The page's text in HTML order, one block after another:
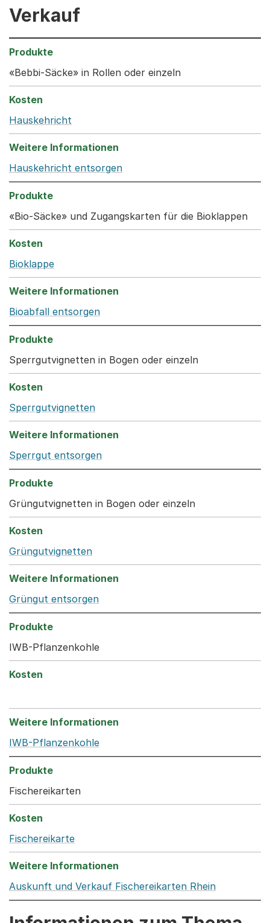
Verkauf
«Bebbi-Säcke» in Rollen oder einzeln
Hauskehricht
Hauskehricht entsorgen
«Bio-Säcke» und Zugangskarten für die Bioklappen
Bioklappe
Bioabfall entsorgen
Sperrgutvignetten in Bogen oder einzeln
Sperrgutvignetten
Sperrgut entsorgen
Grüngutvignetten in Bogen oder einzeln
Grüngutvignetten
Grüngut entsorgen
IWB-Pflanzenkohle
IWB-Pflanzenkohle
Fischereikarten
Fischereikarte
Auskunft und Verkauf Fischereikarten Rhein